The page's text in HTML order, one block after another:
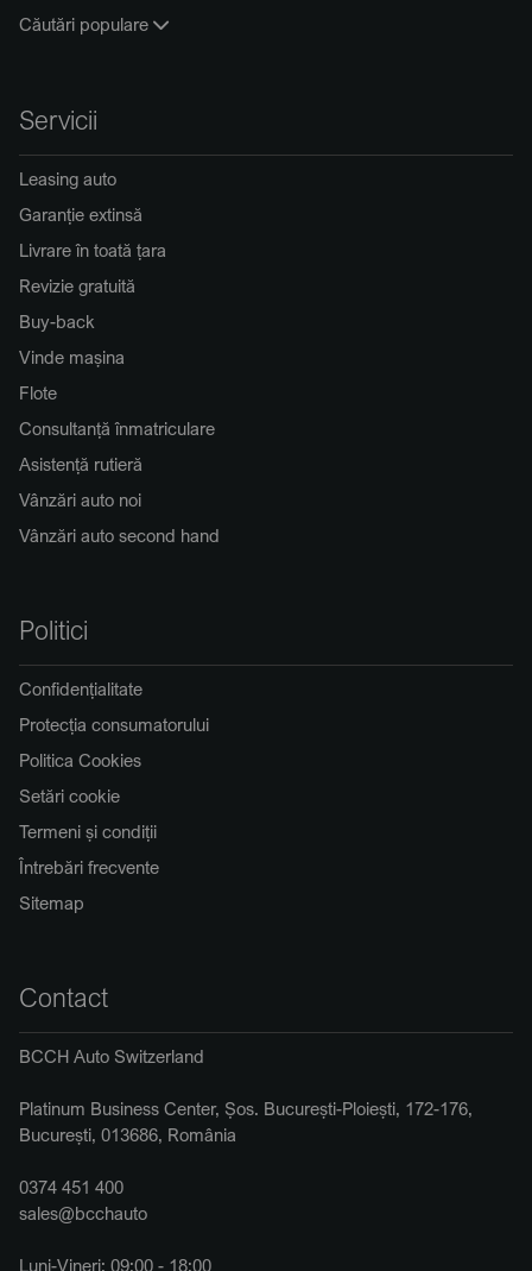
Căutări populare
Servicii
Leasing auto
Garanție extinsă
Livrare în toată țara
Revizie gratuită
Buy-back
Vinde mașina
Flote
Consultanță înmatriculare
Asistență rutieră
Vânzări auto noi
Vânzări auto second hand
Politici
Confidențialitate
Protecția consumatorului
Politica Cookies
Setări cookie
Termeni și condiții
Întrebări frecvente
Sitemap
Contact
BCCH Auto Switzerland
Platinum Business Center, Șos. București-Ploiești, 172-176,
București, 013686, România
0374 451 400
sales@bcchauto
Luni-Vineri: 09:00 - 18:00